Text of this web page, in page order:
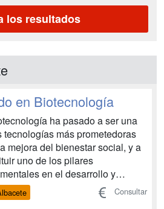
los resultados
en Biotecnología
ha pasado a ser una
tecnologías más prometedoras
mejora del bienestar social, y a
uno de los pilares
en el desarrollo y
científico en amplios sectores
con la agroalimentación,
Consultar